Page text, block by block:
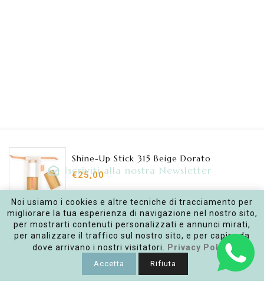
Shine-Up Stick 315 Beige Dorato
€25,00
AGGIUNGI AL CARRELLO
Iscriviti alla nostra Newsletter
Inserisci la tua e-mail
FacebookInstagram
Link
Noi usiamo i cookies e altre tecniche di tracciamento per
migliorare la tua esperienza di navigazione nel nostro sito,
per mostrarti contenuti personalizzati e annunci mirati,
per analizzare il traffico sul nostro sito, e per capire da
dove arrivano i nostri visitatori.
Privacy Policy
Accetta Rifiuta